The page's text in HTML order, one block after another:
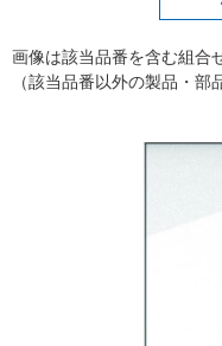
画像は該当品番を含む組合
（該当品番以外の製品・部